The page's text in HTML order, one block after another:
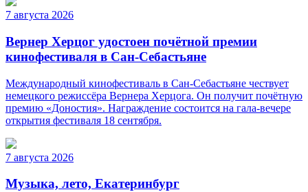
7 августа 2026
Вернер Херцог удостоен почётной премии
кинофестиваля в Сан-Себастьяне
Международный кинофестиваль в Сан-Себастьяне чествует
немецкого режиссёра Вернера Херцога. Он получит почётную
премию «Доностия». Награждение состоится на гала-вечере
открытия фестиваля 18 сентября.
7 августа 2026
Музыка, лето, Екатеринбург